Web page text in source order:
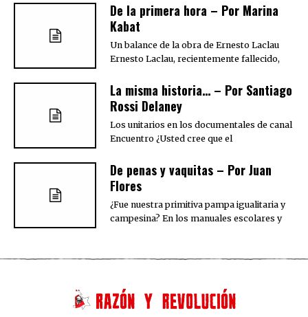
De la primera hora – Por Marina
Kabat
Un balance de la obra de Ernesto Laclau
Ernesto Laclau, recientemente fallecido,
La misma historia… – Por Santiago
Rossi Delaney
Los unitarios en los documentales de canal
Encuentro ¿Usted cree que el
De penas y vaquitas – Por Juan
Flores
¿Fue nuestra primitiva pampa igualitaria y
campesina? En los manuales escolares y